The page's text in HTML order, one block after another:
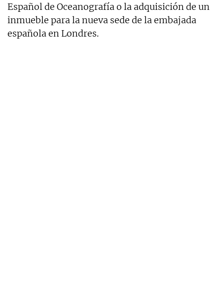
Español de Oceanografía o la adquisición de un
inmueble para la nueva sede de la embajada
española en Londres.